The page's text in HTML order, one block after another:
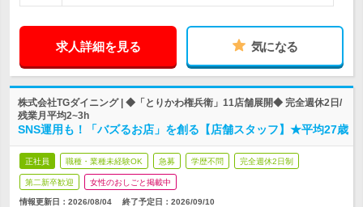
求人詳細を見る 気になる
株式会社TGダイニング | ◆「とりかわ権兵衛」11店舗展開◆ 完全週休2日/
残業月平均2~3h
SNS運用も！「バズるお店」を創る【店舗スタッフ】★平均27歳
正社員 職種・業種未経験OK 急募 学歴不問 完全週休2日制
第二新卒歓迎 女性のおしごと掲載中
情報更新日：2026/08/04 終了予定日： 2026/09/10